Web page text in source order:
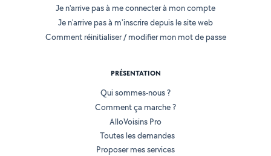
Je n'arrive pas à me connecter à mon compte
Je n'arrive pas à m'inscrire depuis le site web
Comment réinitialiser / modifier mon mot de passe
PRÉSENTATION
Qui sommes-nous ?
Comment ça marche ?
AlloVoisins Pro
Toutes les demandes
Proposer mes services